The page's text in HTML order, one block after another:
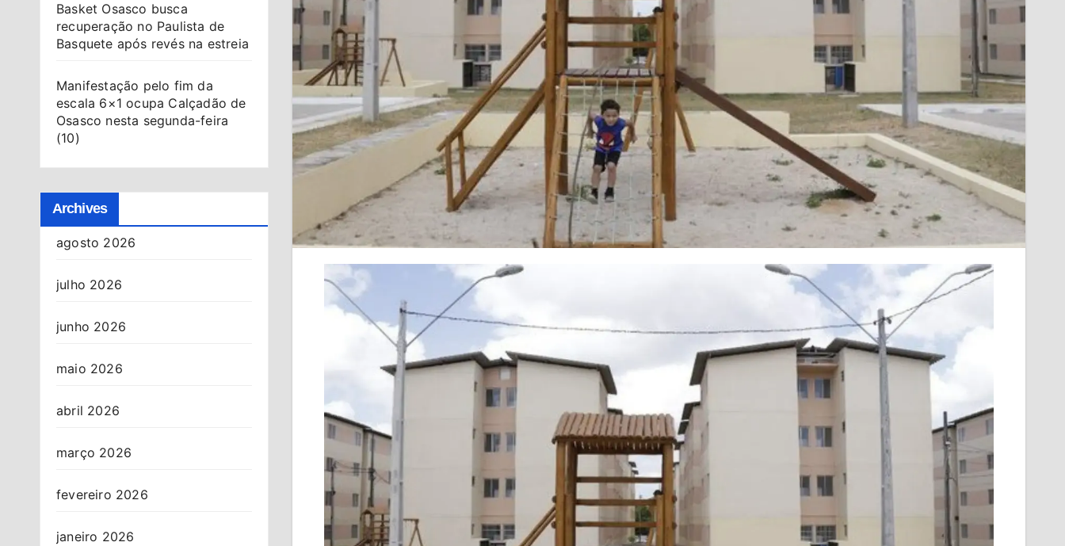
Basket Osasco busca
recuperação no Paulista de
Basquete após revés na estreia
Manifestação pelo fim da
escala 6×1 ocupa Calçadão de
Osasco nesta segunda-feira
(10)
Archives
agosto 2026
julho 2026
junho 2026
maio 2026
abril 2026
março 2026
fevereiro 2026
janeiro 2026